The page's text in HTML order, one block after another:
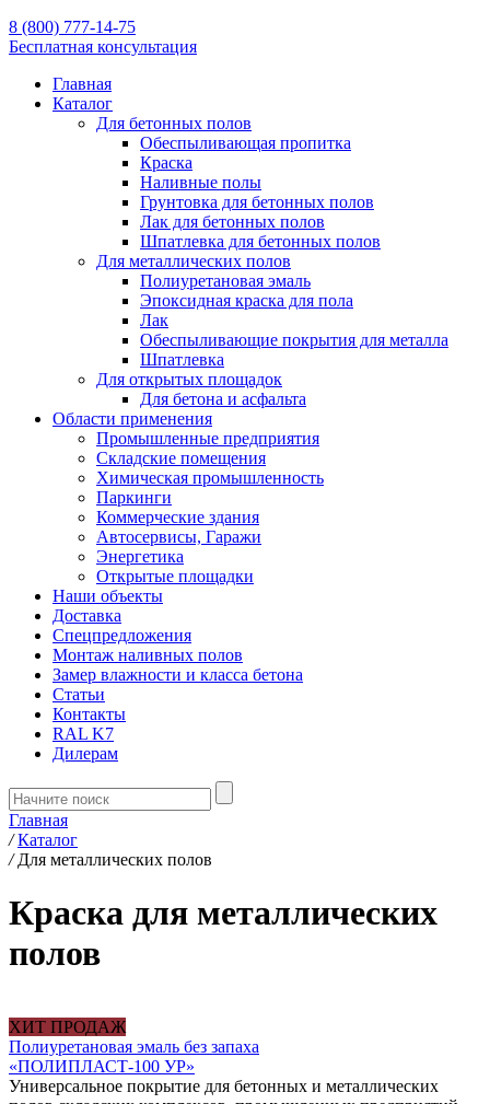
8 (800) 777-14-75
Бесплатная консультация
Главная
Каталог
Для бетонных полов
Обеспыливающая пропитка
Краска
Наливные полы
Грунтовка для бетонных полов
Лак для бетонных полов
Шпатлевка для бетонных полов
Для металлических полов
Полиуретановая эмаль
Эпоксидная краска для пола
Лак
Обеспыливающие покрытия для металла
Шпатлевка
Для открытых площадок
Для бетона и асфальта
Области применения
Промышленные предприятия
Складские помещения
Химическая промышленность
Паркинги
Коммерческие здания
Автосервисы, Гаражи
Энергетика
Открытые площадки
Наши объекты
Доставка
Спецпредложения
Монтаж наливных полов
Замер влажности и класса бетона
Статьи
Контакты
RAL K7
Дилерам
Главная
/ Каталог
/ Для металлических полов
Краска для металлических
полов
ХИТ ПРОДАЖ
Полиуретановая эмаль без запаха
«ПОЛИПЛАСТ-100 УР»
Универсальное покрытие для бетонных и металлических